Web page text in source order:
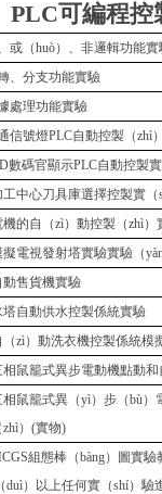
PLC可編程控
或（huò）、非邏輯功能實
、分支功能實驗
處理功能實驗
信號燈PLC自動控製（zhì
數碼官顯示PLC自動控製
工中心刀具庫選擇控製實
機的自（zì）動控製（zhì
擬電視發射塔實驗實驗（
動售貨機實驗
塔自動供水控製係統實驗
（zì）動洗衣機控製係統模
相鼠籠式異步電動機點動
相鼠籠式異（yì）步（bù）
）(實物)
組態棒（bàng）圖實
duì）以上任何實（shí）驗